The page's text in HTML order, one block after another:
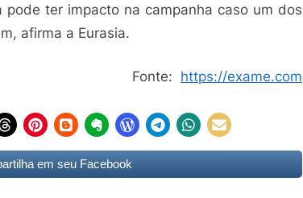
ter impacto na campanha caso um dos
afirma a Eurasia.
Fonte: https://exame.com
em seu Facebook